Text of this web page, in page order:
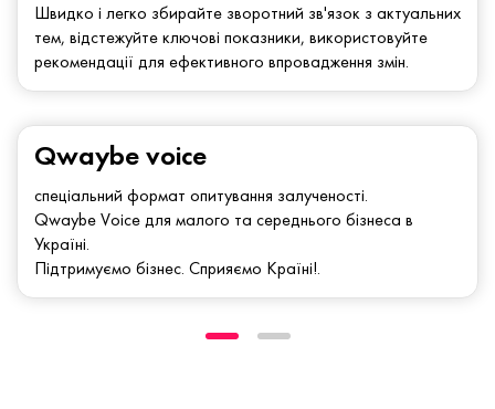
Qwaybe voice
спеціальний формат опитування залученості.
Qwaybe Voice для малого та середнього бізнеса в
Україні.
Підтримуємо бізнес. Сприяємо Країні!.
Швидко і легко збирайте зворотний зв'язок з актуальних
тем, відстежуйте ключові показники, використовуйте
рекомендації для ефективного впровадження змін.